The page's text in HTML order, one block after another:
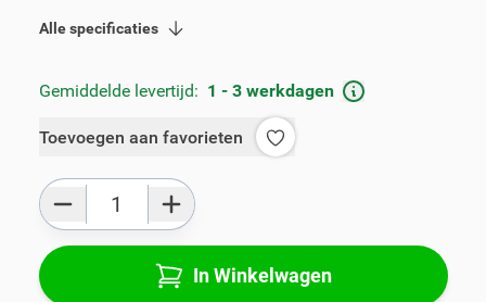
Alle specificaties
Gemiddelde levertijd: 1 - 3 werkdagen
Toevoegen aan favorieten
Aantal
In Winkelwagen